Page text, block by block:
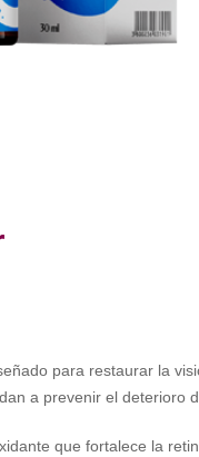
para restaurar la
a prevenir el deterioro
que fortalece la